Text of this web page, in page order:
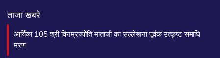
ताजा खबरे
आर्यिका 105 श्री विनम्रज्योति माताजी का सल्लेखना पूर्वक उत्कृष्ट समाधि
मरण